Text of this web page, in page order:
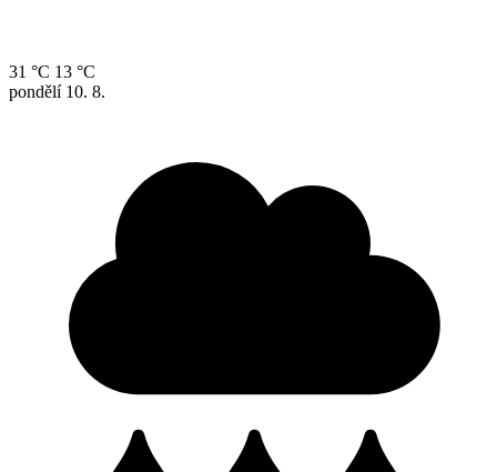
31 °C 13 °C
pondělí 10. 8.